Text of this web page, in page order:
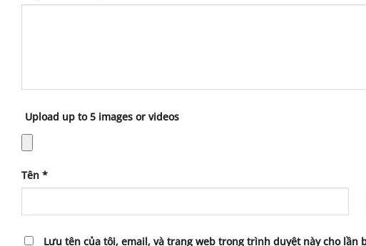
Upload up to 5 images or videos
Tên *
Lưu tên của tôi, email, và trang web trong trình duyệt này cho lần